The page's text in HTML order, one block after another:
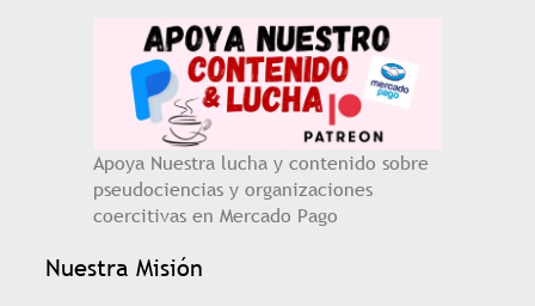
Apoya Nuestra lucha y contenido sobre
pseudociencias y organizaciones
coercitivas en Mercado Pago
Nuestra Misión